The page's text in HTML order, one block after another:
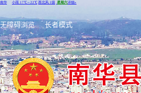
无障碍浏览 长者模式